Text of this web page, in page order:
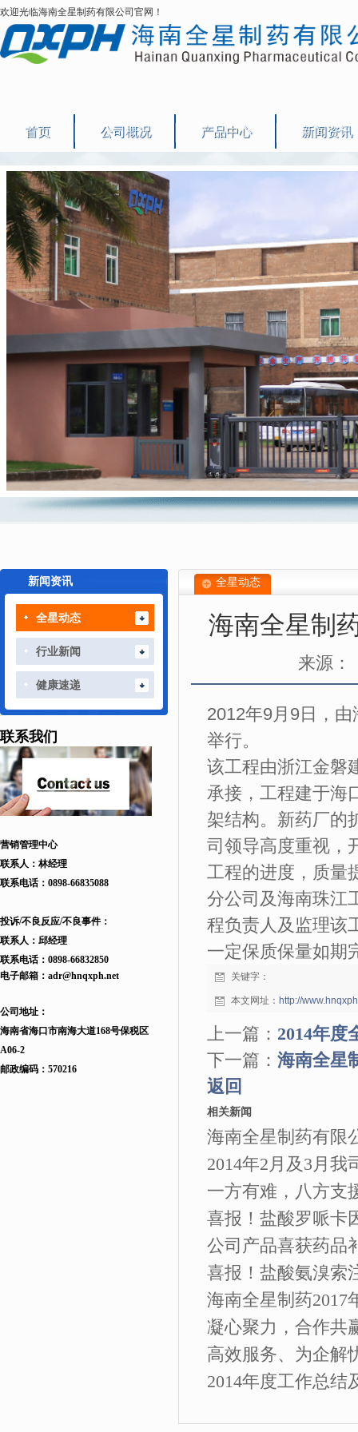
欢迎光临海南全星制药有限公司官网！
首页 公司概况 产品中心 新闻资讯
新闻资讯
全星动态
行业新闻
健康速递
联系我们
营销管理中心
联系人：林经理
联系电话： 0898-66835088
投诉/不良反应/不良事件：
联系人：邱经理
联系电话： 0898-66832850
电子邮箱： adr@hnqxph.net
公司地址：
海南省海口市南海大道168号保税区
A06-2
邮政编码：570216
全星动态
海南全星制
来源：
2012年9月9日，
举行。
该工程由浙江金磐
承接，工程建于海
架结构。新药厂的
司领导高度重视，
工程的进度，质量
分公司及海南珠江
程负责人及监理该
一定保质保量如期
关键字：
本文网址： http://
上一篇： 2014年度
下一篇： 海南全星
返回
相关新闻
海南全星制药有限
2014年2月及3月我
一方有难，八方支
喜报！盐酸罗哌卡
公司产品喜获药品
喜报！盐酸氨溴索
海南全星制药2017
凝心聚力，合作共
高效服务、为企解
2014年度工作总结